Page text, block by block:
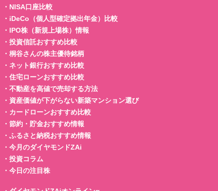
・ NISA口座比較
・ iDeCo（個人型確定拠出年金）比較
・ IPO株（新規上場株）情報
・ 投資信託おすすめ比較
・ 桐谷さんの株主優待銘柄
・ ネット銀行おすすめ比較
・ 住宅ローンおすすめ比較
・ 不動産を高値で売却する方法
・ 資産価値が下がらない新築マンション選び
・ カードローンおすすめ比較
・ 節約・貯金おすすめ情報
・ ふるさと納税おすすめ情報
・ 今月のダイヤモンドZAi
・ 投資コラム
・ 今日の注目株